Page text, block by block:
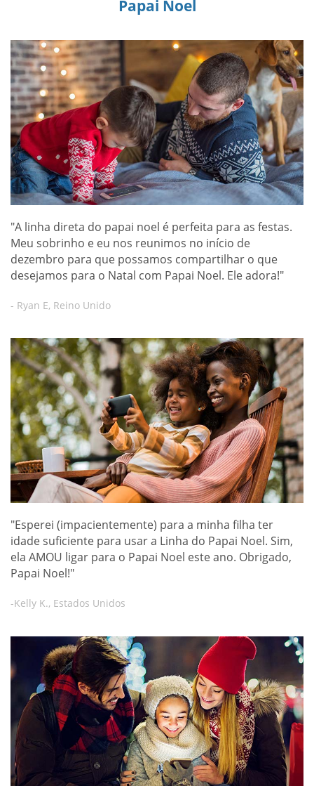
Papai Noel
"A linha direta do papai noel é perfeita para as festas.
Meu sobrinho e eu nos reunimos no início de
dezembro para que possamos compartilhar o que
desejamos para o Natal com Papai Noel. Ele adora!"
- Ryan E, Reino Unido
"Esperei (impacientemente) para a minha filha ter
idade suficiente para usar a Linha do Papai Noel. Sim,
ela AMOU ligar para o Papai Noel este ano. Obrigado,
Papai Noel!"
-Kelly K., Estados Unidos